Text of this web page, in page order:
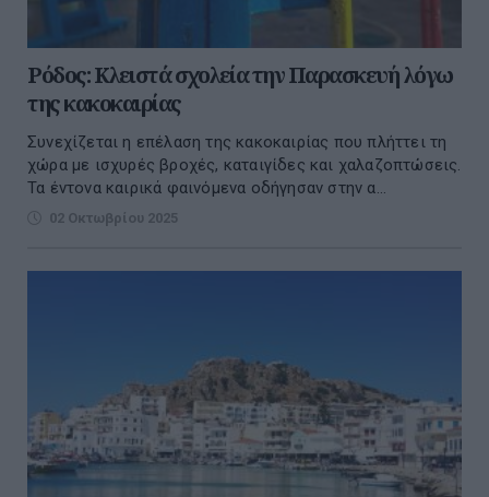
Ρόδος: Κλειστά σχολεία την Παρασκευή λόγω
της κακοκαιρίας
Συνεχίζεται η επέλαση της κακοκαιρίας που πλήττει τη
χώρα με ισχυρές βροχές, καταιγίδες και χαλαζοπτώσεις.
Τα έντονα καιρικά φαινόμενα οδήγησαν στην α...
02 Οκτωβρίου 2025